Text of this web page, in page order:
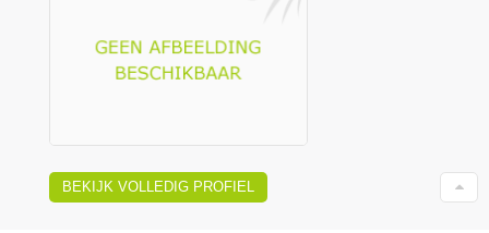
BEKIJK VOLLEDIG PROFIEL